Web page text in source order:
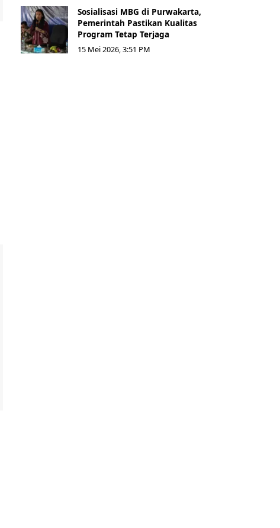
Sosialisasi MBG di Purwakarta,
Pemerintah Pastikan Kualitas
Program Tetap Terjaga
15 Mei 2026, 3:51 PM